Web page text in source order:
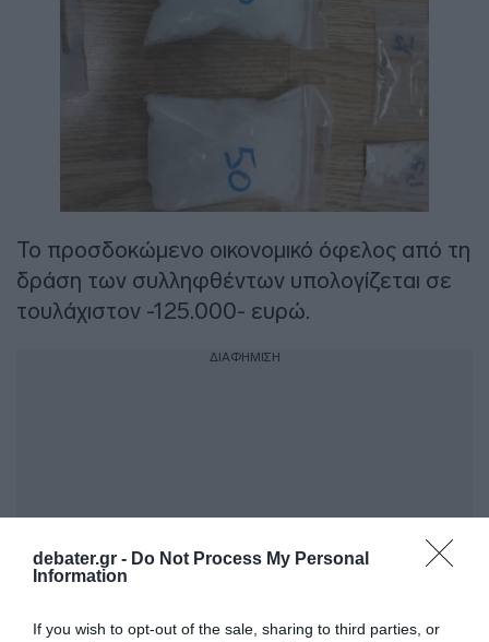
debater.gr - Do Not Process My Personal
Information
If you wish to opt-out of the sale, sharing to third parties, or
Το προσδοκώμενο οικονομικό όφελος από τη
δράση των συλληφθέντων υπολογίζεται σε
τουλάχιστον -125.000- ευρώ.
ΔΙΑΦΗΜΙΣΗ